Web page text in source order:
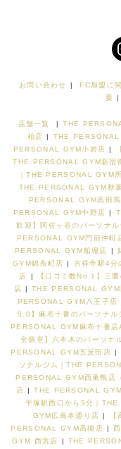
お問い合わせ | FC加盟に
要 |
店舗一覧 THE
柏店
THE PERSONAL
PERSONAL GYM小岩店
THE PERSONAL GYM新宿
｜THE PERSONAL GYM
THE PERSONAL GYM秋
PERSONAL GYM高田馬
PERSONAL GYM中野店
歓迎】阿佐ヶ谷のパーソナ
PERSONAL GYM門前仲町
PERSONAL GYM船堀店
GYM錦糸町店
吉祥寺駅4
店
【口コミ数No.1】三
店
THE PERSONAL GYM
PERSONAL GYM八王子店
5.0】麻布十番のパーソナ
PERSONAL GYM麻布十番店
全個室】六本木のパーソナ
PERSONAL GYM五反田店
ソナルジム｜THE
PERSONAL GYM西巣鴨店
店
THE PERSONAL
平塚駅西口から5分｜
GYM広島本通り店
PERSONAL GYM高槻店
GYM 西宮店
THE